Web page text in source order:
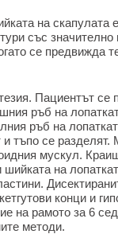
на скапулата
със
се предвижда
Пациентът се
ръб на
ръб на
тъпо се
мускул.
шийката на
конци и
на рамото за 6
методи.